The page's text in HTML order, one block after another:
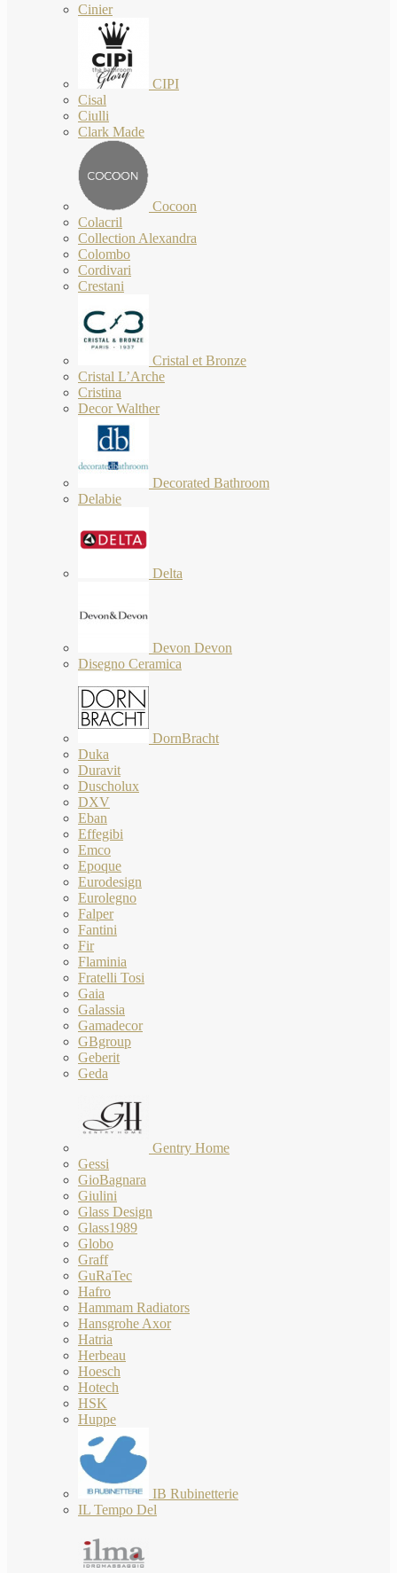
Cinier
CIPI
Cisal
Ciulli
Clark Made
Cocoon
Colacril
Collection Alexandra
Colombo
Cordivari
Crestani
Cristal et Bronze
Cristal L’Arche
Cristina
Decor Walther
Decorated Bathroom
Delabie
Delta
Devon Devon
Disegno Ceramica
DornBracht
Duka
Duravit
Duscholux
DXV
Eban
Effegibi
Emco
Epoque
Eurodesign
Eurolegno
Falper
Fantini
Fir
Flaminia
Fratelli Tosi
Gaia
Galassia
Gamadecor
GBgroup
Geberit
Geda
Gentry Home
Gessi
GioBagnara
Giulini
Glass Design
Glass1989
Globo
Graff
GuRaTec
Hafro
Hammam Radiators
Hansgrohe Axor
Hatria
Herbeau
Hoesch
Hotech
HSK
Huppe
IB Rubinetterie
IL Tempo Del